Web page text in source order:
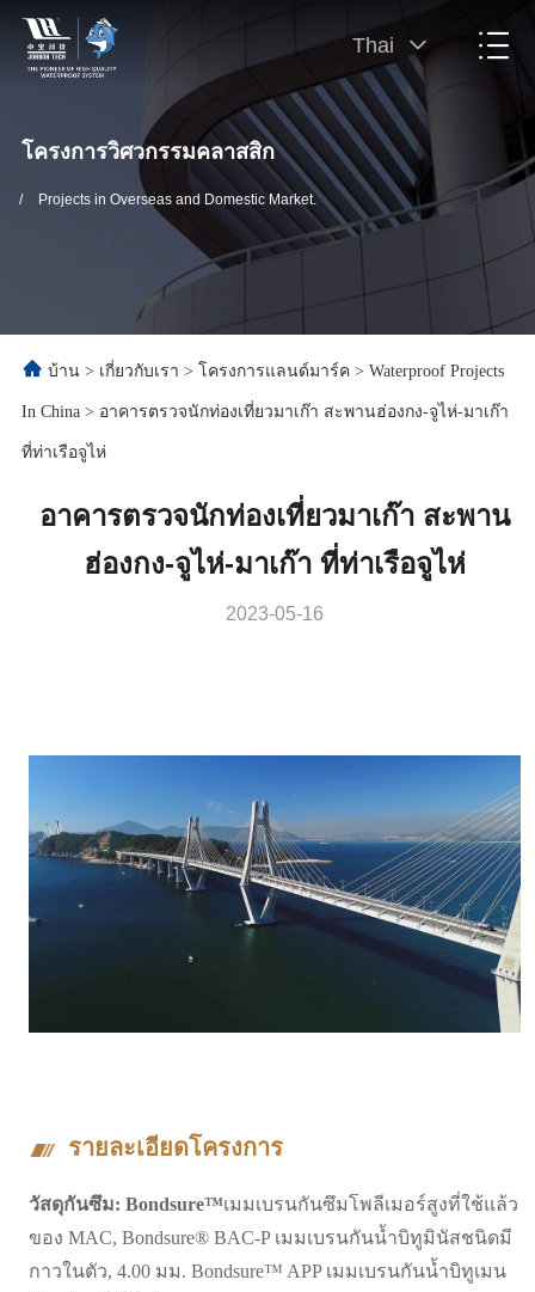
Thai
โครงการวิศวกรรมคลาสสิก
/ Projects in Overseas and Domestic Market.
บ้าน > เกี่ยวกับเรา > โครงการแลนด์มาร์ค > Waterproof Projects
In China > อาคารตรวจนักท่องเที่ยวมาเก๊า สะพานฮ่องกง-จูไห่-มาเก๊า
ที่ท่าเรือจูไห่
อาคารตรวจนักท่องเที่ยวมาเก๊า สะพาน
ฮ่องกง-จูไห่-มาเก๊า ที่ท่าเรือจูไห่
2023-05-16
รายละเอียดโครงการ
วัสดุกันซึม: Bondsure™เมมเบรนกันซึมโพลีเมอร์สูงที่ใช้แล้ว
ของ MAC, Bondsure® BAC-P เมมเบรนกันน้ำบิทูมินัสชนิดมี
กาวในตัว, 4.00 มม. Bondsure™ APP เมมเบรนกันน้ำบิทูเมน